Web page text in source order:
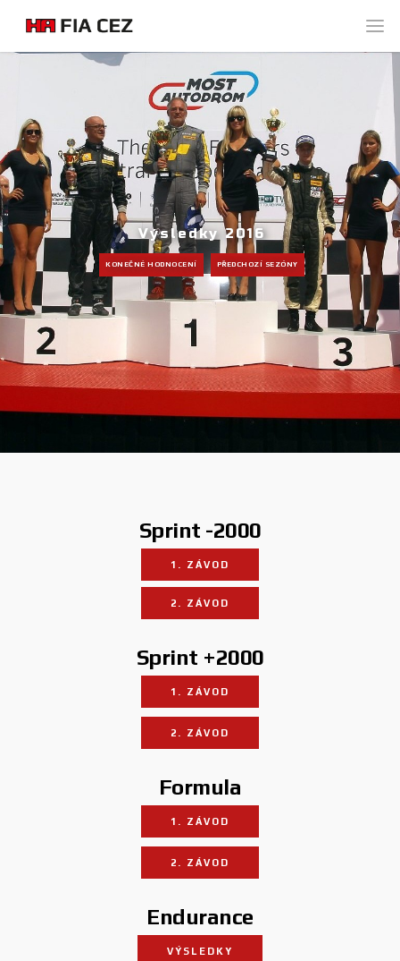
Výsledky 2016
KONEČNÉ HODNOCENÍ PŘEDCHOZÍ SEZÓNY
Sprint -2000
1. ZÁVOD
2. ZÁVOD
Sprint +2000
1. ZÁVOD
2. ZÁVOD
Formula
1. ZÁVOD
2. ZÁVOD
Endurance
VÝSLEDKY